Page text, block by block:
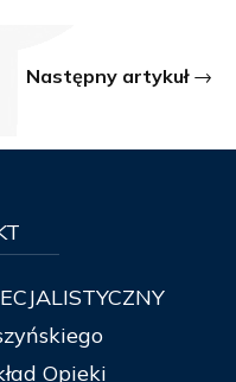
Następny artykuł
Opieki